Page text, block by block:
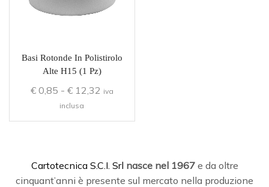
Basi Rotonde In Polistirolo
Alte H15 (1 Pz)
€0,85 - €12,32 iva
inclusa
Cartotecnica S.C.I. Srl nasce nel 1967e da oltre
cinquant’anni è presente sul mercato nella produzione